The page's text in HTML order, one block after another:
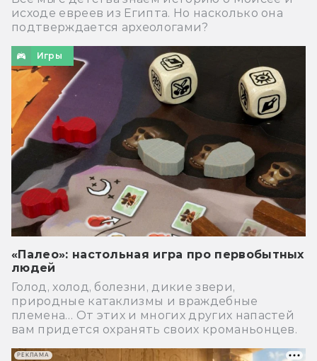
исходе евреев из Египта. Но насколько она
подтверждается археологами?
Игры
«Палео»: настольная игра про первобытных
людей
Голод, холод, болезни, дикие звери,
природные катаклизмы и враждебные
племена… От этих и многих других напастей
вам придется охранять своих кроманьонцев.
РЕКЛАМА